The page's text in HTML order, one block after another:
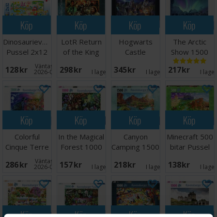
Köp
Dinosaurievänner
Pussel 2x12
128 SEK Väntas in:
2026-08-18
Köp
LotR Return
of the King
298 SEK I lager: 3
Köp
Hogwarts
Castle
bitar
345 SEK I lager: 1
Köp
The Arctic
Show 1500
bitar Pussel
217 SEK I
Köp
Colorful
Cinque Terre
2000 bitar
286 SEK Väntas in:
2026-08-18
Köp
In the Magical
Forest 1000
157 SEK I lager: 2
Köp
Canyon
Camping 1500
218 SEK I lager:
Köp
Minecraft 500
bitar Pussel
138 SEK I